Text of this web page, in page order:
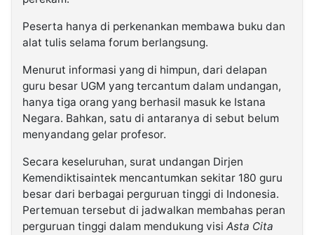
Peserta hanya di perkenankan membawa buku dan
alat tulis selama forum berlangsung.
Menurut informasi yang di himpun, dari delapan
guru besar UGM yang tercantum dalam undangan,
hanya tiga orang yang berhasil masuk ke Istana
Negara. Bahkan, satu di antaranya di sebut belum
menyandang gelar profesor.
Secara keseluruhan, surat undangan Dirjen
Kemendiktisaintek mencantumkan sekitar 180 guru
besar dari berbagai perguruan tinggi di Indonesia.
Pertemuan tersebut di jadwalkan membahas peran
perguruan tinggi dalam mendukung visi Asta Cita